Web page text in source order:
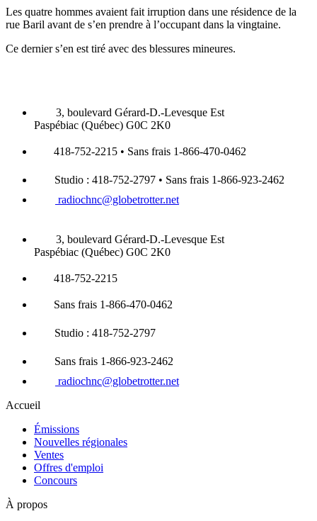
Les quatre hommes avaient fait irruption dans une résidence de la
rue Baril avant de s’en prendre à l’occupant dans la vingtaine.
Ce dernier s’en est tiré avec des blessures mineures.
3, boulevard Gérard-D.-Levesque Est
Paspébiac (Québec) G0C 2K0
418-752-2215 • Sans frais 1-866-470-0462
Studio : 418-752-2797 • Sans frais 1-866-923-2462
radiochnc@globetrotter.net
3, boulevard Gérard-D.-Levesque Est
Paspébiac (Québec) G0C 2K0
418-752-2215
Sans frais 1-866-470-0462
Studio : 418-752-2797
Sans frais 1-866-923-2462
radiochnc@globetrotter.net
Accueil
Émissions
Nouvelles régionales
Ventes
Offres d'emploi
Concours
À propos